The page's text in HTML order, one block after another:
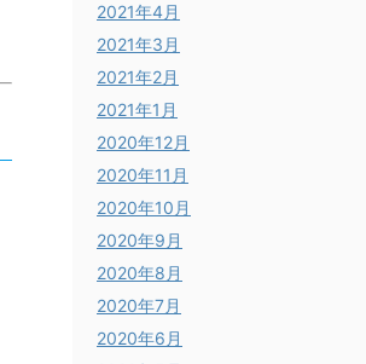
2021年4月
2021年3月
2021年2月
2021年1月
2020年12月
2020年11月
2020年10月
2020年9月
2020年8月
2020年7月
2020年6月